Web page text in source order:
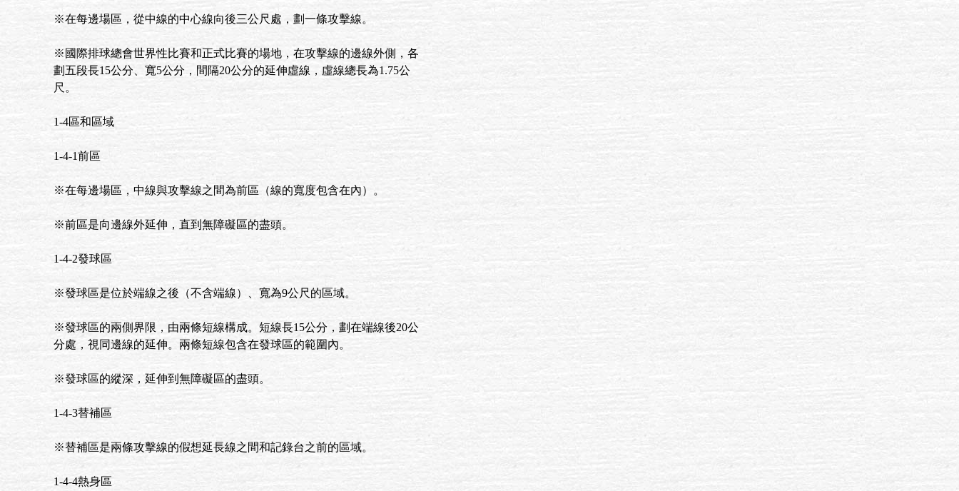
※在每邊場區，從中線的中心線向後三公尺處，劃一條攻擊線。
※國際排球總會世界性比賽和正式比賽的場地，在攻擊線的邊線外側，各
劃五段長15公分、寬5公分，間隔20公分的延伸虛線，虛線總長為1.75公
尺。
1-4區和區域
1-4-1前區
※在每邊場區，中線與攻擊線之間為前區（線的寬度包含在內）。
※前區是向邊線外延伸，直到無障礙區的盡頭。
1-4-2發球區
※發球區是位於端線之後（不含端線）、寬為9公尺的區域。
※發球區的兩側界限，由兩條短線構成。短線長15公分，劃在端線後20公
分處，視同邊線的延伸。兩條短線包含在發球區的範圍內。
※發球區的縱深，延伸到無障礙區的盡頭。
1-4-3替補區
※替補區是兩條攻擊線的假想延長線之間和記錄台之前的區域。
1-4-4熱身區